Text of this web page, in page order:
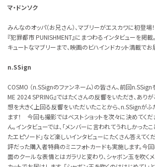
マ・ドンソク
みんなのオッパ（お兄さん）、マブリーがエスカワに初登
『犯罪都市 PUNISHMENT』にまつわるインタビューを掲載
キュートなマブリーまで、映画のビハインドカット満載でお
n.SSign
COSMO （n.SSignのファンネーム）の皆さん、前回
ME 2024 SPRING』ではたくさんの反響をいただき、あり
想を大きく上回る反響をいただいたことから、n.SSignが
ます！ 今回も撮影ではベストショットを次々に決めてく
ん。インタビューでは、「メンバーに言われてうれしかったこ
たエピソード」など楽しいインタビューにたくさん答えてく
評だった購入者特典のミニフォトカードも実施します。今回
面のクールな表情とはガラリと変わり、シャボン玉を吹く